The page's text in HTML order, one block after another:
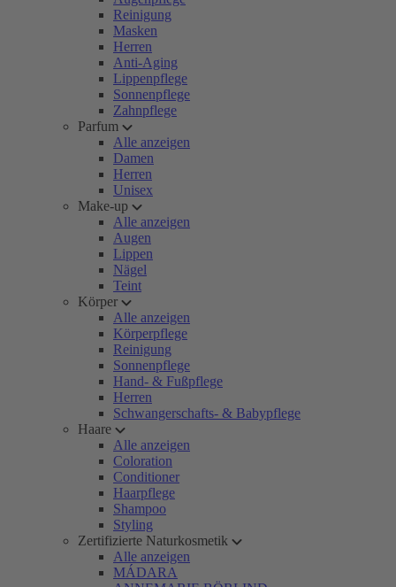
Reinigung
Masken
Herren
Anti-Aging
Lippenpflege
Sonnenpflege
Zahnpflege
Parfum
Alle anzeigen
Damen
Herren
Unisex
Make-up
Alle anzeigen
Augen
Lippen
Nägel
Teint
Körper
Alle anzeigen
Körperpflege
Reinigung
Sonnenpflege
Hand- & Fußpflege
Herren
Schwangerschafts- & Babypflege
Haare
Alle anzeigen
Coloration
Conditioner
Haarpflege
Shampoo
Styling
Zertifizierte Naturkosmetik
Alle anzeigen
MÁDARA